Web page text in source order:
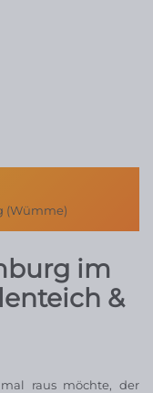
(Wümme)
im
&
raus möchte, der